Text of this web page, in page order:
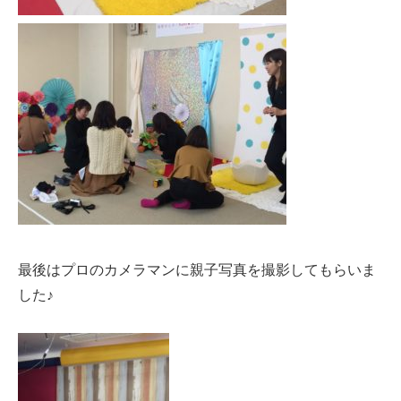
最後はプロのカメラマンに親子写真を撮影してもらいま
した♪